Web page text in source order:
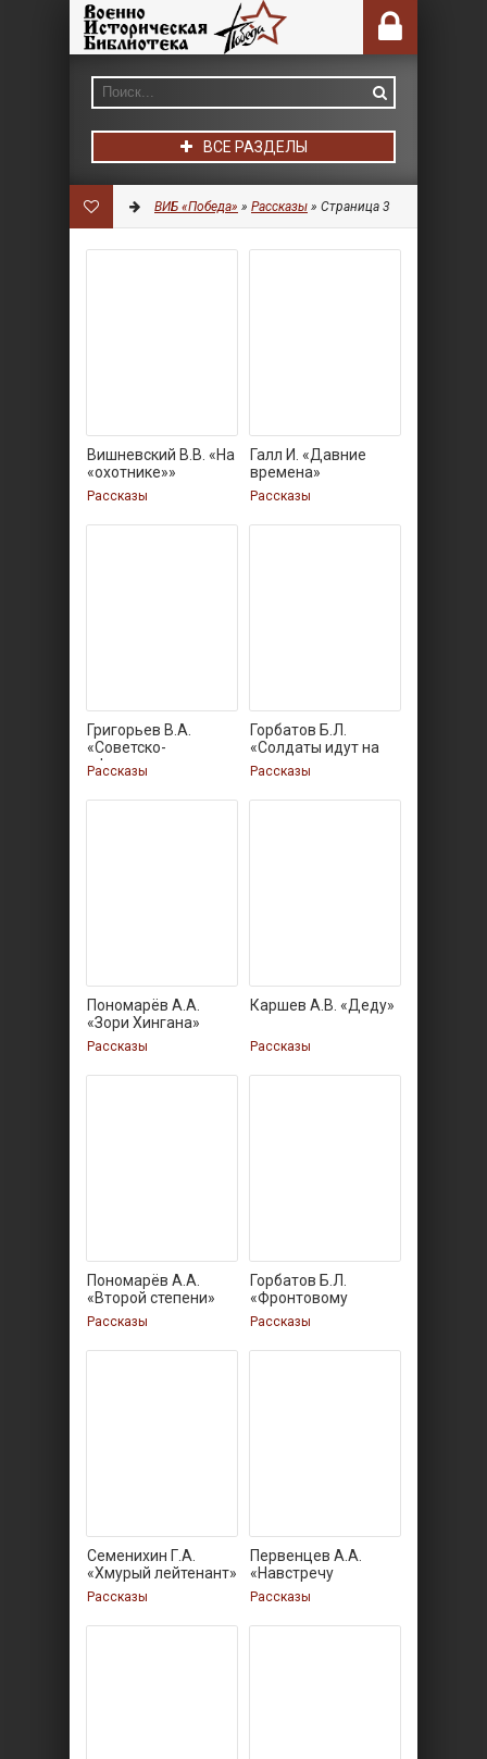
ВСЕ РАЗДЕЛЫ
ВИБ «Победа» » Рассказы » Страница 3
Вишневский В.В. «На
«охотнике»»
Рассказы
Галл И. «Давние
времена»
Рассказы
Григорьев В.А.
«Советско-
афганская
Рассказы
Горбатов Б.Л.
«Солдаты идут на
запад»
Рассказы
Пономарёв А.А.
«Зори Хингана»
Рассказы
Каршев А.В. «Деду»
Рассказы
Пономарёв А.А.
«Второй степени»
Рассказы
Горбатов Б.Л.
«Фронтовому
журналисту»
Рассказы
Семенихин Г.А.
«Хмурый лейтенант»
Рассказы
Первенцев А.А.
«Навстречу
подвигу»
Рассказы